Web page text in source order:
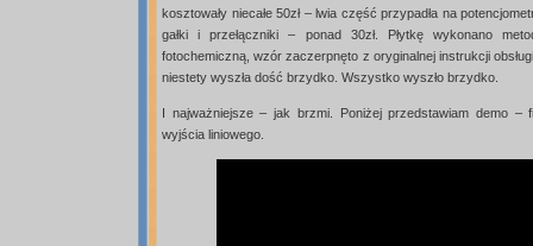
kosztowały niecałe 50zł – lwia część przypadła na
gałki i przełączniki – ponad 30zł. Płytkę wykonano
fotochemiczną, wzór zaczerpnęto z oryginalnej instrukcji
niestety wyszła dość brzydko. Wszystko wyszło brzydko.
I najważniejsze – jak brzmi. Poniżej przedstawiam demo –
wyjścia liniowego.